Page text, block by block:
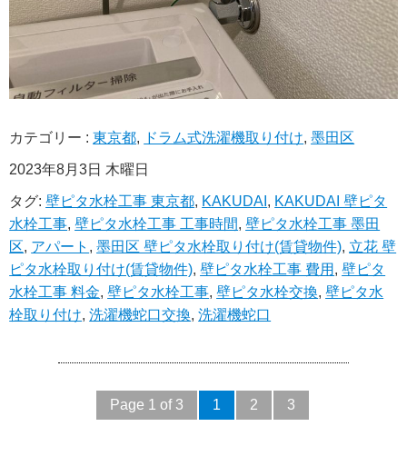
カテゴリー :東京都, ドラム式洗濯機取り付け,墨田区
2023年8月3日 木曜日
タグ:壁ピタ水栓工事 東京都, KAKUDAI , KAKUDAI 壁ピタ
水栓工事,壁ピタ水栓工事 工事時間,壁ピタ水栓工事 墨田
区, アパート ,墨田区 壁ピタ水栓取り付け(賃貸物件), 立花 壁
ピタ水栓取り付け(賃貸物件),壁ピタ水栓工事 費用 ,壁ピタ
水栓工事 料金,壁ピタ水栓工事,壁ピタ水栓交換,壁ピタ水
栓取り付け,洗濯機蛇口交換,洗濯機蛇口
Page 1 of 3 1 2 3